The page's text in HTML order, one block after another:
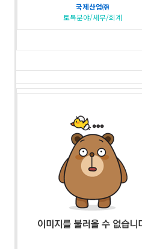
국제산업㈜
토목분야/세무/회계